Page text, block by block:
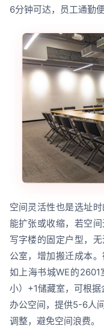
6分钟可达，员工通勤
空间灵活性也是选址
能扩张或收缩，若空
写字楼的固定户型，
公室，增加搬迁成本
如上海书城WE的
小）+1储藏室，可根
办公空间，提供5-6人
调整，避免空间浪费。